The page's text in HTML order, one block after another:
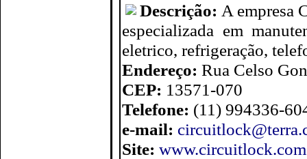
Descrição: A empresa
especializada em
eletrico, refrigeração,
Endereço: Rua Celso
CEP: 13571-070
Telefone: (11) 994336-
e-mail:
Site: